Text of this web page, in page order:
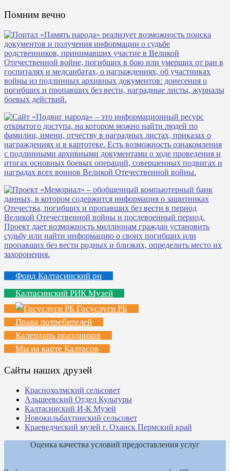
Помним вечно
Фонд Калтасинский рн
Калтасинский РИК Музей
Госуслуги РБ
Права потребителей
Календарь праздников
Мы на карте Калтасов
Сайты наших друзей
Краснохолмский сельсовет
Альшеевский Отдел Культуры
Калтасинский И-К Музей
Новокильбахтинский сельсовет
Краеведческий музей г. Оханск Пермский край
Оценка качества условий предоставления услуг